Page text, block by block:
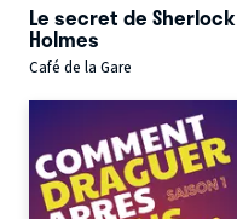
Le secret de Sherlock
Holmes
Café de la Gare